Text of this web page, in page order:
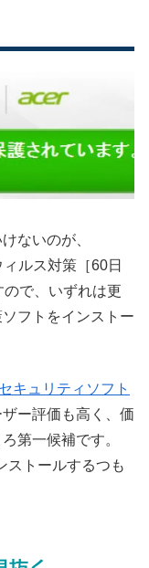
ないのが、
ィルス対策［60日
で、いずれは更
フトをインストー
キュリティソフト
ー評価も高く、価
第一候補です。
ストールするつも